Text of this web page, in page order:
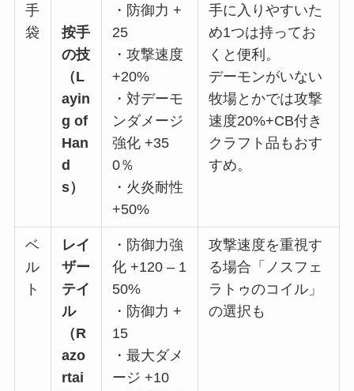
手
袋
按手
の技
（L
ayin
g of
Han
d
s）
・防御力 +
25
・攻撃速度
+20%
・対デーモ
ンダメージ
強化 +35
0％
・火炎耐性
+50%
手に入りやすいた
め1つは持ってお
くと便利。
デーモンがいない
牧場とかでは攻撃
速度20%+CB付き
クラフト品もおす
すめ。
ベ
ル
ト
レイ
ザー
テイ
ル
（R
azo
rtai
・防御力強
化 +120 – 1
50%
・防御力 +
15
・最大ダメ
ージ +10
攻撃速度を重視す
る場合「ノスフェ
ラトゥのコイル」
の選択も